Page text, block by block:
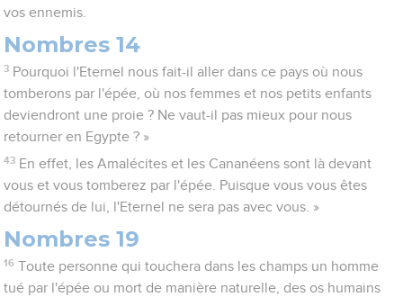
vos ennemis.
Nombres 14
3 Pourquoi l'Eternel nous fait-il aller dans ce pays où nous
tomberons par l'épée, où nos femmes et nos petits enfants
deviendront une proie ? Ne vaut-il pas mieux pour nous
retourner en Egypte ? »
43 En effet, les Amalécites et les Cananéens sont là devant
vous et vous tomberez par l'épée. Puisque vous vous êtes
détournés de lui, l'Eternel ne sera pas avec vous. »
Nombres 19
16 Toute personne qui touchera dans les champs un homme
tué par l'épée ou mort de manière naturelle, des os humains